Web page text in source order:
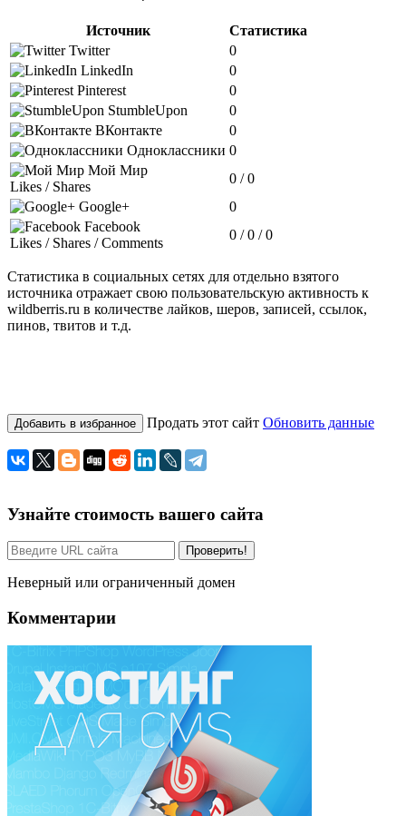
Источник
Статистика
Twitter
0
LinkedIn
0
Pinterest
0
StumbleUpon
0
ВКонтакте
0
Одноклассники 0
Мой Мир
Likes / Shares
0 / 0
Google+
0
Facebook
Likes / Shares / Comments
0 / 0 / 0
Статистика в социальных сетях для отдельно взятого
источника отражает свою пользовательскую активность к
wildberris.ru в количестве лайков, шеров, записей, ссылок,
пинов, твитов и т.д.
Добавить в избранное Продать этот сайт Обновить данные
Узнайте стоимость вашего сайта
Проверить!
Неверный или ограниченный домен
Комментарии